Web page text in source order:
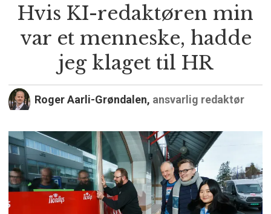
Hvis KI-redaktøren min
var et menneske, hadde
jeg klaget til HR
Roger Aarli-Grøndalen, ansvarlig redaktør